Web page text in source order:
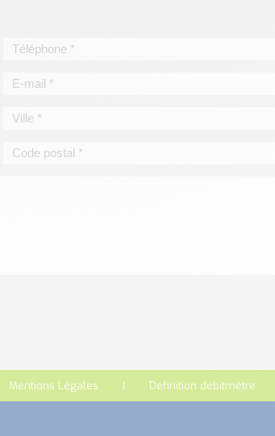
Mentions Légales Définition débitmètre